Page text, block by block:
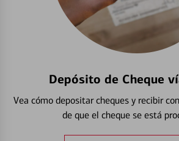
Depósito de Cheque
Vea cómo depositar cheques y recibir
de que el cheque se está